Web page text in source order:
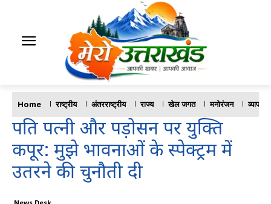
Home राष्ट्रीय अंतरराष्ट्रीय राज्य खेल जगत मनोरंजन व्यापार
पति पत्नी और पड़ोसन पर युक्ति
कपूर: मुझे भावनाओं के स्पेक्ट्रम में
उतरने की चुनौती दी